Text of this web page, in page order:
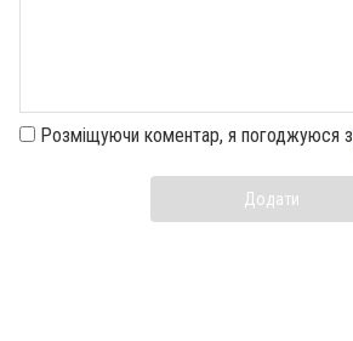
Розміщуючи коментар, я погоджуюся з
Додати